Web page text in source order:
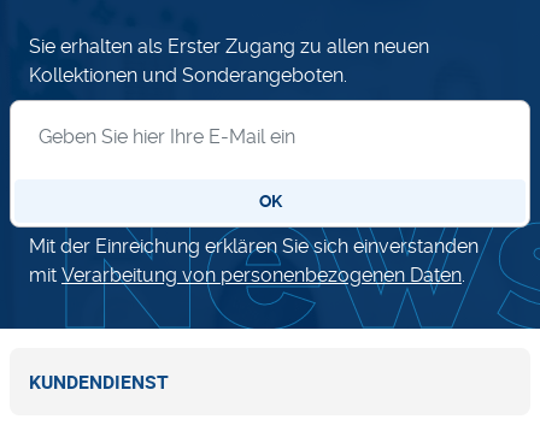
Sie erhalten als Erster Zugang zu allen neuen
Kollektionen und Sonderangeboten.
OK
Mit der Einreichung erklären Sie sich einverstanden
mit Verarbeitung von personenbezogenen Daten.
KUNDENDIENST